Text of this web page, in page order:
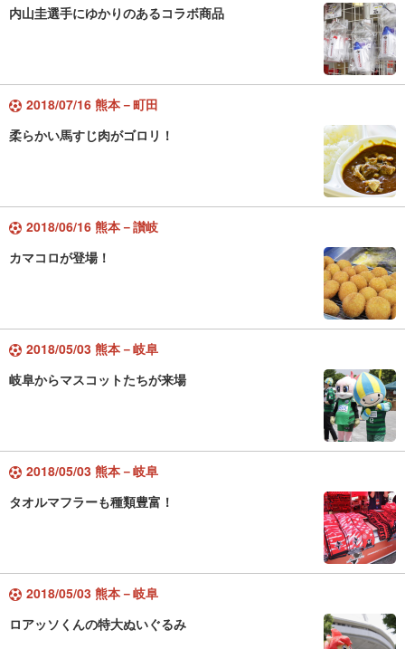
内山圭選手にゆかりのあるコラボ商品
2018/07/16 熊本－町田
柔らかい馬すじ肉がゴロリ！
2018/06/16 熊本－讃岐
カマコロが登場！
2018/05/03 熊本－岐阜
岐阜からマスコットたちが来場
2018/05/03 熊本－岐阜
タオルマフラーも種類豊富！
2018/05/03 熊本－岐阜
ロアッソくんの特大ぬいぐるみ